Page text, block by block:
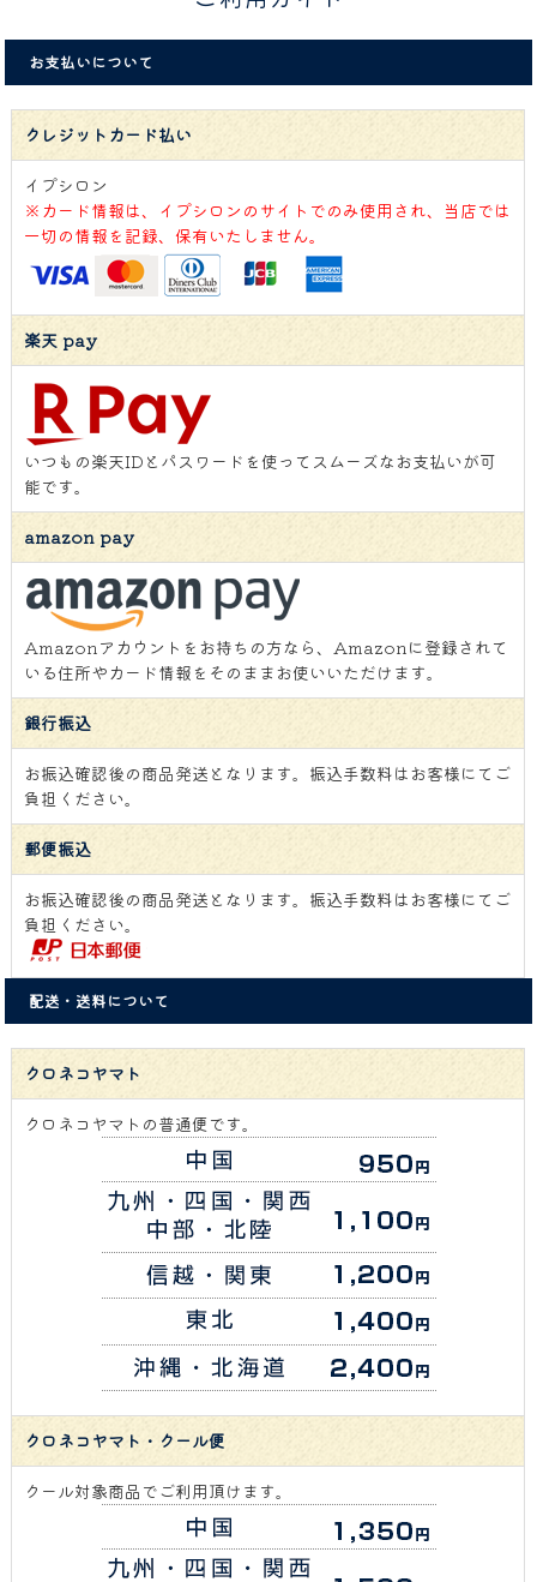
お支払いについて
クレジットカード払い
イプシロン
※カード情報は、イプシロンのサイトでのみ使用され、当店では
一切の情報を記録、保有いたしません。
楽天 pay
いつもの楽天IDとパスワードを使ってスムーズなお支払いが可
能です。
amazon pay
Amazonアカウントをお持ちの方なら、Amazonに登録されて
いる住所やカード情報をそのままお使いいただけます。
銀行振込
お振込確認後の商品発送となります。振込手数料はお客様にてご
負担ください。
郵便振込
お振込確認後の商品発送となります。振込手数料はお客様にてご
負担ください。
配送・送料について
クロネコヤマト
クロネコヤマトの普通便です。
クロネコヤマト・クール便
クール対象商品でご利用頂けます。